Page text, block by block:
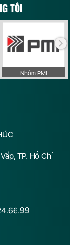
TÔI
Nhôm PMI
TP. Hồ Chí